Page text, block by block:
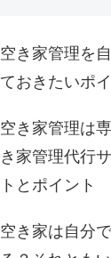
空き家管理を
ておきたいポ
空き家管理は
き家管理代行
トとポイント
空き家は自分